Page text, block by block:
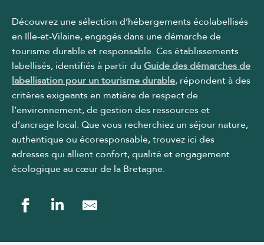
Découvrez une sélection d’hébergements écolabellisés
en Ille-et-Vilaine, engagés dans une démarche de
tourisme durable et responsable. Ces établissements
labellisés, identifiés à partir du Guide des démarches de
labellisation pour un tourisme durable, répondent à des
critères exigeants en matière de respect de
l’environnement, de gestion des ressources et
d’ancrage local. Que vous recherchiez un séjour nature,
authentique ou écoresponsable, trouvez ici des
adresses qui allient confort, qualité et engagement
écologique au cœur de la Bretagne.